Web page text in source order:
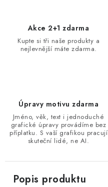
Akce 2+1 zdarma
Kupte si tři naše produkty a
nejlevnější máte zdarma.
Úpravy motivu zdarma
Jméno, věk, text i jednoduché
grafické úpravy provádíme bez
příplatku. S vaší grafikou pracují
skuteční lidé, ne AI.
Popis produktu